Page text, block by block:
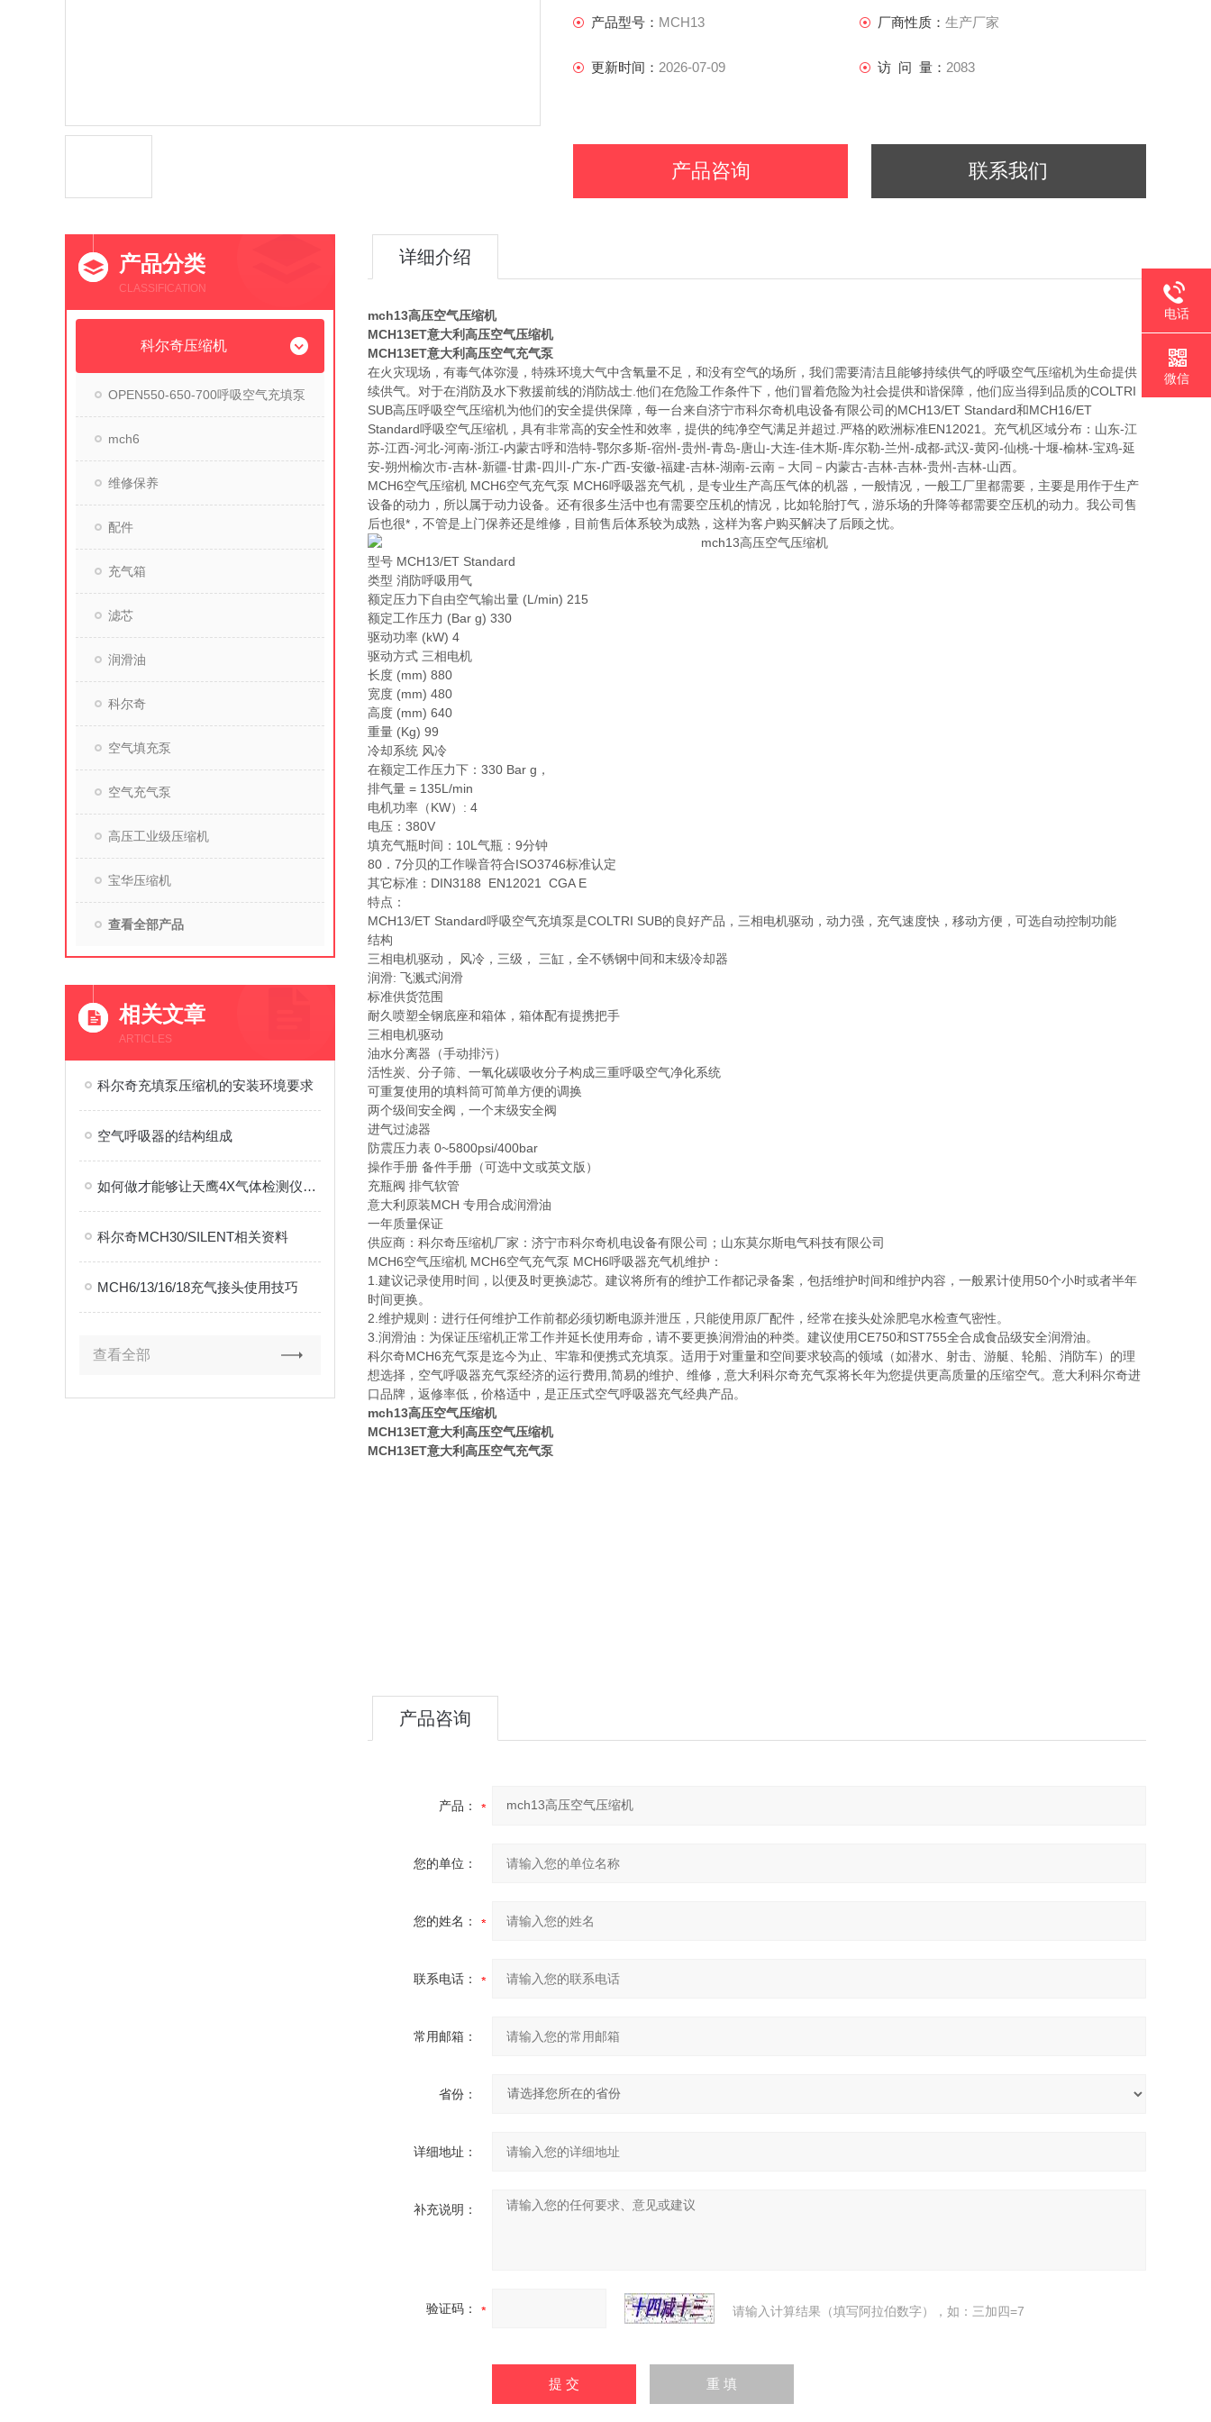
产品型号： MCH13 厂商性质： 生产厂家
更新时间： 2026-07-09 访 问 量： 2083
产品咨询 联系我们
产品分类
CLASSIFICATION
科尔奇压缩机
OPEN550-650-700呼吸空气充填泵
mch6
维修保养
配件
充气箱
滤芯
润滑油
科尔奇
空气填充泵
空气充气泵
高压工业级压缩机
宝华压缩机
查看全部产品
相关文章
ARTICLES
科尔奇充填泵压缩机的安装环境要求
空气呼吸器的结构组成
如何做才能够让天鹰4X气体检测仪使用寿命更长一些？
科尔奇MCH30/SILENT相关资料
MCH6/13/16/18充气接头使用技巧
查看全部
详细介绍
mch13高压空气压缩机
MCH13ET意大利高压空气压缩机
MCH13ET意大利高压空气充气泵
在火灾现场，有毒气体弥漫，特殊环境大气中含氧量不足，和没有空气的场所，我们需要清洁且能够持续供气的呼吸空气压缩机为生命提供
续供气。对于在消防及水下救援前线的消防战士.他们在危险工作条件下，他们冒着危险为社会提供和谐保障，他们应当得到品质的COLTRI
SUB高压呼吸空气压缩机为他们的安全提供保障，每一台来自济宁市科尔奇机电设备有限公司的MCH13/ET Standard和MCH16/ET
Standard呼吸空气压缩机，具有非常高的安全性和效率，提供的纯净空气满足并超过.严格的欧洲标准EN12021。充气机区域分布：山东-江
苏-江西-河北-河南-浙江-内蒙古呼和浩特-鄂尔多斯-宿州-贵州-青岛-唐山-大连-佳木斯-库尔勒-兰州-成都-武汉-黄冈-仙桃-十堰-榆林-宝鸡-延
安-朔州榆次市-吉林-新疆-甘肃-四川-广东-广西-安徽-福建-吉林-湖南-云南－大同－内蒙古-吉林-吉林-贵州-吉林-山西。
MCH6空气压缩机 MCH6空气充气泵 MCH6呼吸器充气机，是专业生产高压气体的机器，一般情况，一般工厂里都需要，主要是用作于生产
设备的动力，所以属于动力设备。还有很多生活中也有需要空压机的情况，比如轮胎打气，游乐场的升降等都需要空压机的动力。我公司售
后也很*，不管是上门保养还是维修，目前售后体系较为成熟，这样为客户购买解决了后顾之忧。
型号 MCH13/ET Standard
类型 消防呼吸用气
额定压力下自由空气输出量 (L/min) 215
额定工作压力 (Bar g) 330
驱动功率 (kW) 4
驱动方式 三相电机
长度 (mm) 880
宽度 (mm) 480
高度 (mm) 640
重量 (Kg) 99
冷却系统 风冷
在额定工作压力下：330 Bar g，
排气量 = 135L/min
电机功率（KW）: 4
电压：380V
填充气瓶时间：10L气瓶：9分钟
80．7分贝的工作噪音符合ISO3746标准认定
其它标准：DIN3188 EN12021 CGA E
特点：
MCH13/ET Standard呼吸空气充填泵是COLTRI SUB的良好产品，三相电机驱动，动力强，充气速度快，移动方便，可选自动控制功能
结构
三相电机驱动， 风冷，三级， 三缸，全不锈钢中间和末级冷却器
润滑: 飞溅式润滑
标准供货范围
耐久喷塑全钢底座和箱体，箱体配有提携把手
三相电机驱动
油水分离器（手动排污）
活性炭、分子筛、一氧化碳吸收分子构成三重呼吸空气净化系统
可重复使用的填料筒可简单方便的调换
两个级间安全阀，一个末级安全阀
进气过滤器
防震压力表 0~5800psi/400bar
操作手册 备件手册（可选中文或英文版）
充瓶阀 排气软管
意大利原装MCH 专用合成润滑油
一年质量保证
供应商：科尔奇压缩机厂家：济宁市科尔奇机电设备有限公司；山东莫尔斯电气科技有限公司
MCH6空气压缩机 MCH6空气充气泵 MCH6呼吸器充气机维护：
1.建议记录使用时间，以便及时更换滤芯。建议将所有的维护工作都记录备案，包括维护时间和维护内容，一般累计使用50个小时或者半年
时间更换。
2.维护规则：进行任何维护工作前都必须切断电源并泄压，只能使用原厂配件，经常在接头处涂肥皂水检查气密性。
3.润滑油：为保证压缩机正常工作并延长使用寿命，请不要更换润滑油的种类。建议使用CE750和ST755全合成食品级安全润滑油。
科尔奇MCH6充气泵是迄今为止、牢靠和便携式充填泵。适用于对重量和空间要求较高的领域（如潜水、射击、游艇、轮船、消防车）的理
想选择，空气呼吸器充气泵经济的运行费用,简易的维护、维修，意大利科尔奇充气泵将长年为您提供更高质量的压缩空气。意大利科尔奇进
口品牌，返修率低，价格适中，是正压式空气呼吸器充气经典产品。
mch13高压空气压缩机
MCH13ET意大利高压空气压缩机
MCH13ET意大利高压空气充气泵
产品咨询
产品：
您的单位：
您的姓名：
联系电话：
常用邮箱：
省份：
详细地址：
补充说明：
验证码： 请输入计算结果（填写阿拉伯数字），如：三加四=7
电话
微信